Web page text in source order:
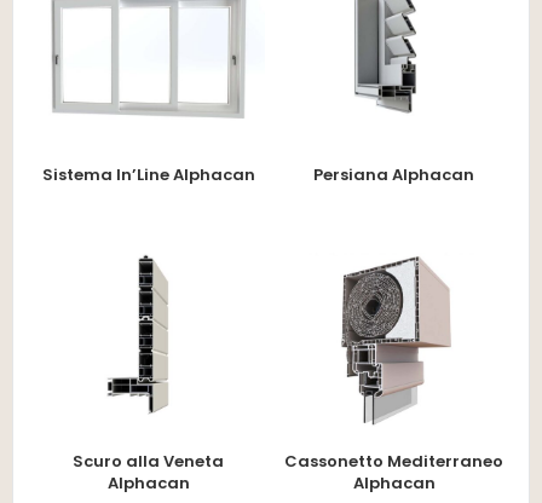
Sistema In’Line Alphacan Persiana Alphacan
Scuro alla Veneta
Alphacan
Cassonetto Mediterraneo
Alphacan